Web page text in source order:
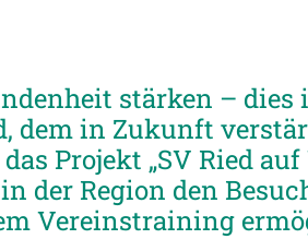
stärken – dies
dem in Zukunft
Projekt „SV Ried
der Region den
Vereinstraining